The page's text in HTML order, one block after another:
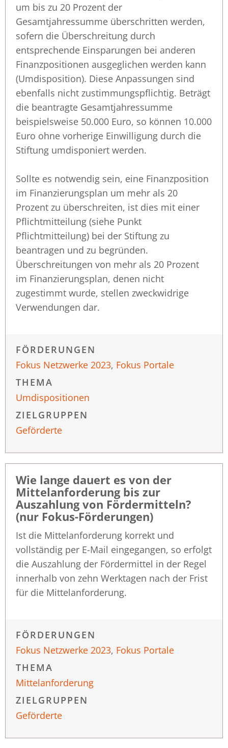
um bis zu 20 Prozent der
Gesamtjahressumme überschritten werden,
sofern die Überschreitung durch
entsprechende Einsparungen bei anderen
Finanzpositionen ausgeglichen werden kann
(Umdisposition). Diese Anpassungen sind
ebenfalls nicht zustimmungspflichtig. Beträgt
die beantragte Gesamtjahressumme
beispielsweise 50.000 Euro, so können 10.000
Euro ohne vorherige Einwilligung durch die
Stiftung umdisponiert werden.
Sollte es notwendig sein, eine Finanzposition
im Finanzierungsplan um mehr als 20
Prozent zu überschreiten, ist dies mit einer
Pflichtmitteilung (siehe Punkt
Pflichtmitteilung) bei der Stiftung zu
beantragen und zu begründen.
Überschreitungen von mehr als 20 Prozent
im Finanzierungsplan, denen nicht
zugestimmt wurde, stellen zweckwidrige
Verwendungen dar.
FÖRDERUNGEN
Fokus Netzwerke 2023, Fokus Portale
THEMA
Umdispositionen
ZIELGRUPPEN
Geförderte
Wie lange dauert es von der
Mittelanforderung bis zur
Auszahlung von Fördermitteln?
(nur Fokus-Förderungen)
Ist die Mittelanforderung korrekt und
vollständig per E-Mail eingegangen, so erfolgt
die Auszahlung der Fördermittel in der Regel
innerhalb von zehn Werktagen nach der Frist
für die Mittelanforderung.
FÖRDERUNGEN
Fokus Netzwerke 2023, Fokus Portale
THEMA
Mittelanforderung
ZIELGRUPPEN
Geförderte